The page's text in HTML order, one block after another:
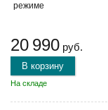
режиме
20 990 руб.
В корзину
На складе